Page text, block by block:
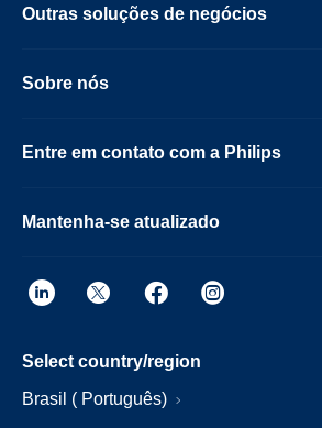
Outras soluções de negócios
Sobre nós
Entre em contato com a Philips
Mantenha-se atualizado
Select country/region
Brasil ( Português)